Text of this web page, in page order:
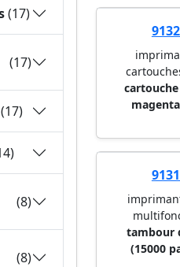
(17)
(17)
(17)
(8)
(8)
tambour
(15000